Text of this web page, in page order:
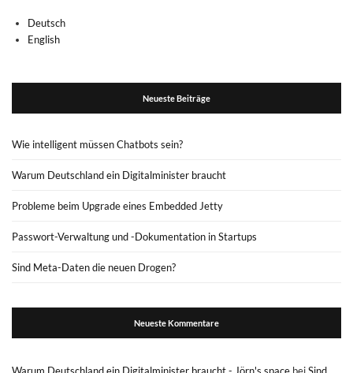
Deutsch
English
Neueste Beiträge
Wie intelligent müssen Chatbots sein?
Warum Deutschland ein Digitalminister braucht
Probleme beim Upgrade eines Embedded Jetty
Passwort-Verwaltung und -Dokumentation in Startups
Sind Meta-Daten die neuen Drogen?
Neueste Kommentare